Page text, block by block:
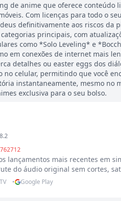
de anime que oferece
Com licenças para todo o
definitivamente aos riscos da
principais, com
como *Solo Leveling* e
em conexões de internet mais
detalhes ou easter eggs dos
no celular, permitindo que você
instantaneamente, mesmo no
exclusiva para o seu bolso.
lançamentos mais recentes em
do áudio original sem cortes,
• Google Play